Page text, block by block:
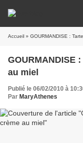
Accueil » GOURMANDISE :
GOURMANDISE
au miel
Publié le 06/02/2010 à
Par MaryAthenes